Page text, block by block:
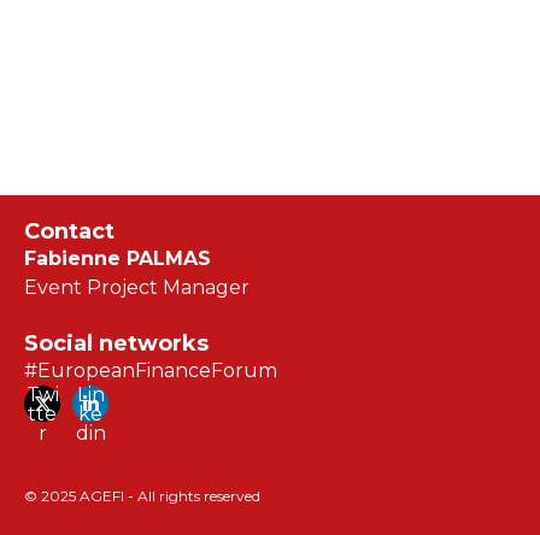
Contact
Fabienne PALMAS
Event Project Manager
Social networks
#EuropeanFinanceForum
Twi
tte
r
Lin
ke
din
© 2025 AGEFI - All rights reserved